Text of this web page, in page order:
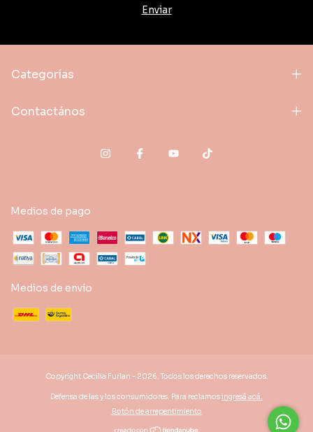
Categorías
Contactános
Medios de pago
Medios de envío
Copyright Cecilia Furlan - 2026. Todos los derechos reservados.
Defensa de las y los consumidores. Para reclamosingresá acá.
Botón de arrepentimiento